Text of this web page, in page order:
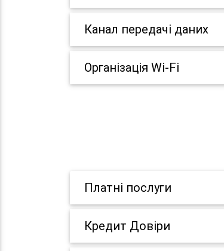
Канал передачі даних
Організація Wi-Fi
Платні послуги
Кредит Довіри